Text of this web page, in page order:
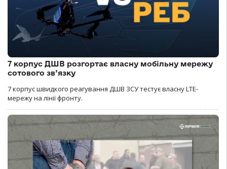
7 корпус ДШВ розгортає власну мобільну мережу
сотового зв’язку
7 корпус швидкого реагування ДШВ ЗСУ тестує власну LTE-
мережу на лінії фронту.